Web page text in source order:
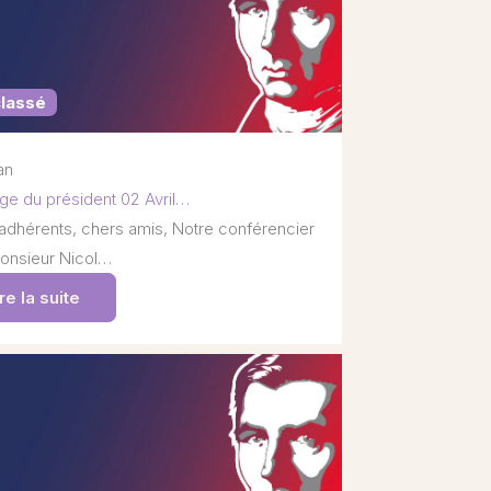
du président 02 Avril…
chers amis, Notre conférencier
Nicol…
la suite